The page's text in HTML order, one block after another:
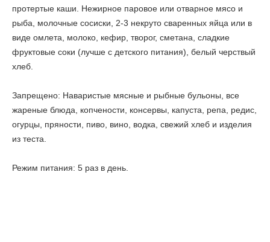
протертые каши. Нежирное паровое или отварное мясо и
рыба, молочные сосиски, 2-3 некруто сваренных яйца или в
виде омлета, молоко, кефир, творог, сметана, сладкие
фруктовые соки (лучше с детского питания), белый черствый
хлеб.
Запрещено: Наваристые мясные и рыбные бульоны, все
жареные блюда, копчености, консервы, капуста, репа, редис,
огурцы, пряности, пиво, вино, водка, свежий хлеб и изделия
из теста.
Режим питания: 5 раз в день.